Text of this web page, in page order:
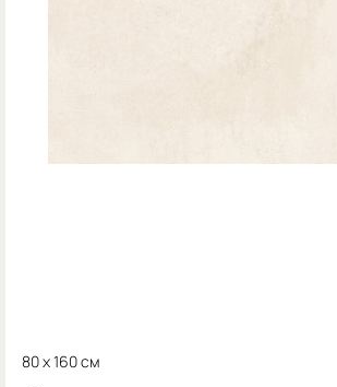
80 x 160 см